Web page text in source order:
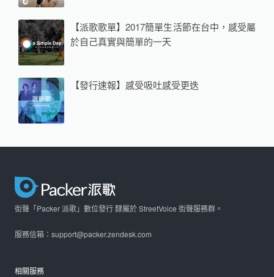
【派歌歌單】2017簡單生活節在台中，感受屬
於自己真實與簡單的一天
【發行速報】感受吸吐感受更迭
街聲「Packer 派歌」數位發行 隸屬於 StreetVoice 街聲服務群。
服務信箱：support@packer.zendesk.com
相關服務